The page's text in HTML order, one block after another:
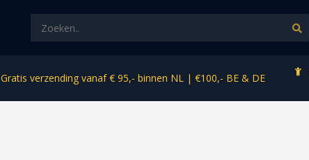
Gratis verzending vanaf € 95,- binnen NL | €100,- BE & DE